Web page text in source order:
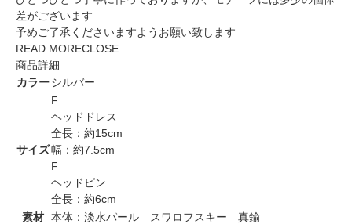
差がございます
予めご了承くださいますようお願い致します
READ MORECLOSE
商品詳細
カラーシルバー
サイズ
F
ヘッドドレス
全長：約15cm
幅：約7.5cm
F
ヘッドピン
全長：約6cm
素材 本体：淡水パール スワロフスキー 真鍮